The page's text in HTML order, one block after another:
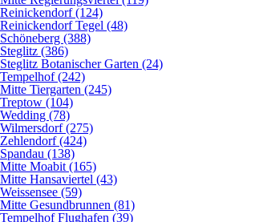
Reinickendorf (124)
Reinickendorf Tegel (48)
Schöneberg (388)
Steglitz (386)
Steglitz Botanischer Garten (24)
Tempelhof (242)
Mitte Tiergarten (245)
Treptow (104)
Wedding (78)
Wilmersdorf (275)
Zehlendorf (424)
Spandau (138)
Mitte Moabit (165)
Mitte Hansaviertel (43)
Weissensee (59)
Mitte Gesundbrunnen (81)
Tempelhof Flughafen (39)